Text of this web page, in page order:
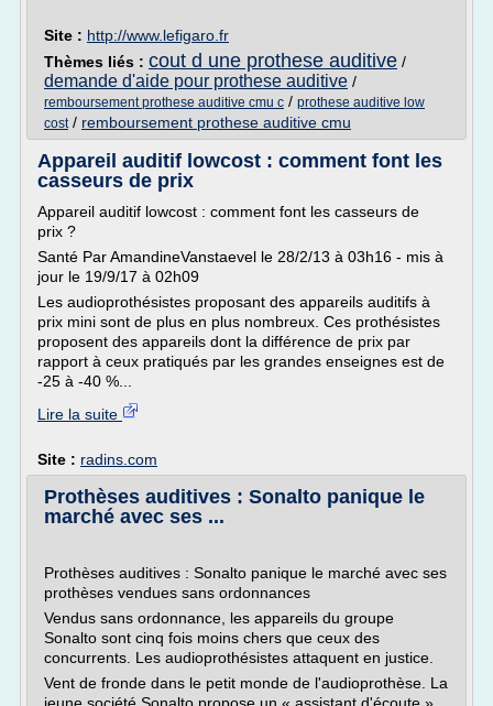
Site : http://www.lefigaro.fr
Thèmes liés : cout d une prothese auditive /
demande d'aide pour prothese auditive /
remboursement prothese auditive cmu c / prothese auditive low
cost/ remboursement prothese auditive cmu
Appareil auditif lowcost : comment font les
casseurs de prix
Appareil auditif lowcost : comment font les casseurs de
prix ?
Santé Par AmandineVanstaevel le 28/2/13 à 03h16 - mis à
jour le 19/9/17 à 02h09
Les audioprothésistes proposant des appareils auditifs à
prix mini sont de plus en plus nombreux. Ces prothésistes
proposent des appareils dont la différence de prix par
rapport à ceux pratiqués par les grandes enseignes est de
-25 à -40 %...
Lire la suite
Site : radins.com
Prothèses auditives : Sonalto panique le
marché avec ses ...
Prothèses auditives : Sonalto panique le marché avec ses
prothèses vendues sans ordonnances
Vendus sans ordonnance, les appareils du groupe
Sonalto sont cinq fois moins chers que ceux des
concurrents. Les audioprothésistes attaquent en justice.
Vent de fronde dans le petit monde de l'audioprothèse. La